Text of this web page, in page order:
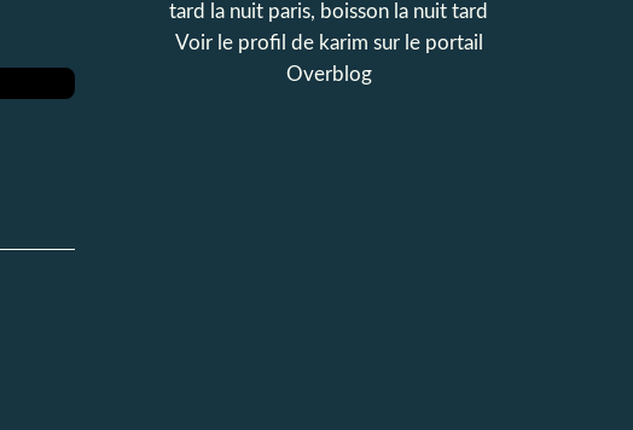
tard la nuit paris, boisson la nuit tard
Voir le profil de karim sur le portail
Overblog